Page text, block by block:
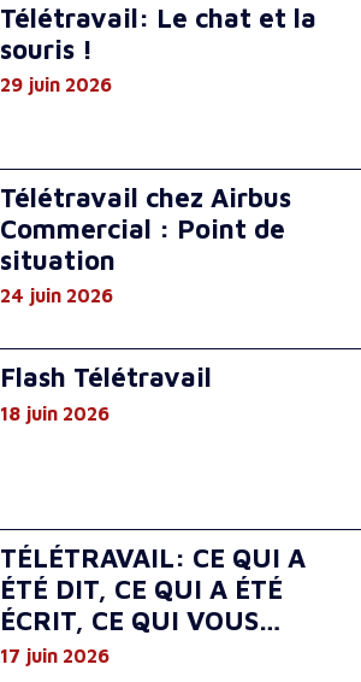
Télétravail: Le chat et la
souris !
29 juin 2026
Télétravail chez Airbus
Commercial : Point de
situation
24 juin 2026
Flash Télétravail
18 juin 2026
TÉLÉTRAVAIL: CE QUI A
ÉTÉ DIT, CE QUI A ÉTÉ
ÉCRIT, CE QUI VOUS
PROTÈGE
17 juin 2026